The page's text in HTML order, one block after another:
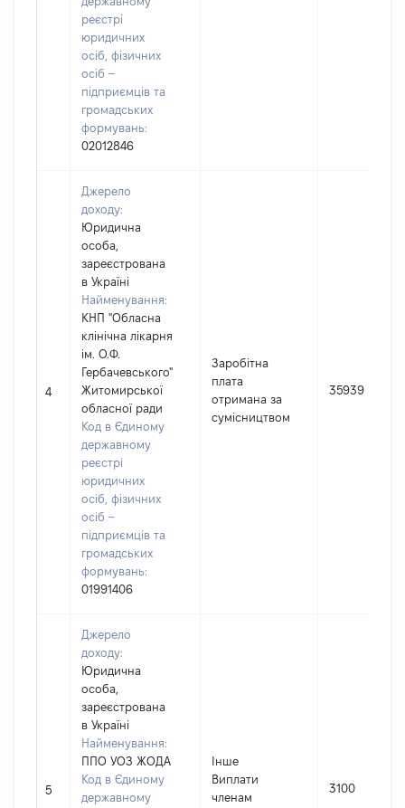
реєстрі
юридичних
осіб, фізичних
осіб –
підприємців та
громадських
формувань:
02012846
4
Джерело
доходу:
Юридична
особа,
зареєстрована
в Україні
Найменування:
КНП "Обласна
клінічна лікарня
ім. О.Ф.
Гербачевського"
Житомирської
обласної ради
Код в Єдиному
державному
реєстрі
юридичних
осіб, фізичних
осіб –
підприємців та
громадських
формувань:
01991406
Заробітна
плата
отримана за
сумісництвом
35939
5
Джерело
доходу:
Юридична
особа,
зареєстрована
в Україні
Найменування:
ППО УОЗ ЖОДА
Код в Єдиному
державному
Інше
Виплати
членам
3100